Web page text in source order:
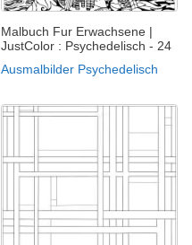
Malbuch Fur Erwachsene |
JustColor : Psychedelisch - 24
Ausmalbilder Psychedelisch